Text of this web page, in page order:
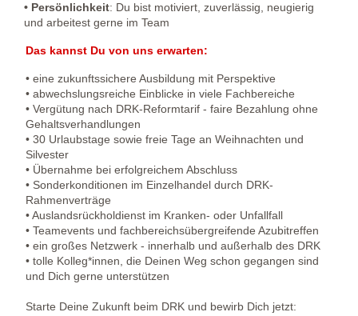
• Persönlichkeit: Du bist motiviert, zuverlässig, neugierig
und arbeitest gerne im Team
Das kannst Du von uns erwarten:
• eine zukunftssichere Ausbildung mit Perspektive
• abwechslungsreiche Einblicke in viele Fachbereiche
• Vergütung nach DRK-Reformtarif - faire Bezahlung ohne
Gehaltsverhandlungen
• 30 Urlaubstage sowie freie Tage an Weihnachten und
Silvester
• Übernahme bei erfolgreichem Abschluss
• Sonderkonditionen im Einzelhandel durch DRK-
Rahmenverträge
• Auslandsrückholdienst im Kranken- oder Unfallfall
• Teamevents und fachbereichsübergreifende Azubitreffen
• ein großes Netzwerk - innerhalb und außerhalb des DRK
• tolle Kolleg*innen, die Deinen Weg schon gegangen sind
und Dich gerne unterstützen
Starte Deine Zukunft beim DRK und bewirb Dich jetzt: